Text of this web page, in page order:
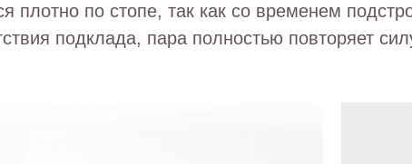
по стопе, так как со временем
подклада, пара полностью повторяет